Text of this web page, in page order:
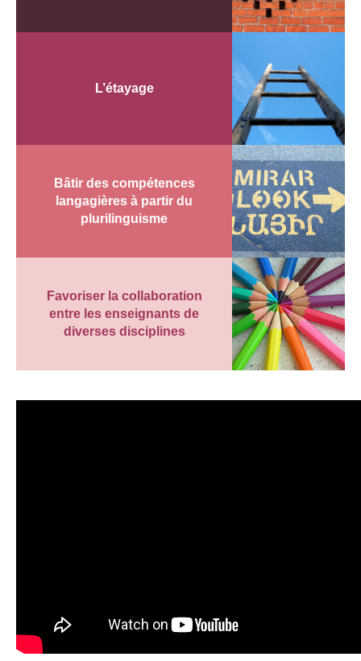
L’étayage
Bâtir des compétences
langagières à partir du
plurilinguisme
Favoriser la collaboration
entre les enseignants de
diverses disciplines